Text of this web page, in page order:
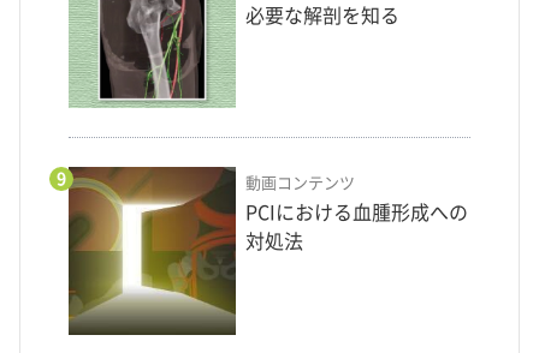
必要な解剖を知る
9 動画コンテンツ
PCIにおける血腫形成への
対処法